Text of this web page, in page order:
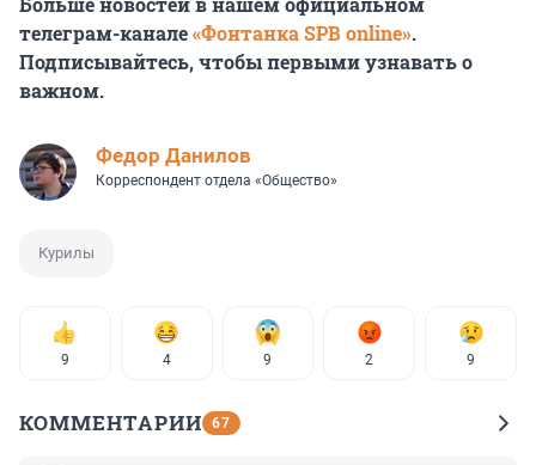
телеграм-канале«Фонтанка SPB online».
Подписывайтесь, чтобы первыми узнавать о
важном.
Федор Данилов
Корреспондент отдела «Общество»
Курилы
9 4 9 2 9
КОММЕНТАРИИ 67